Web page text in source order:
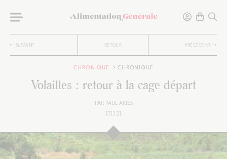
SUIVANT RETOUR PRÉCÉDENT
CHRONIQUE CHRONIQUE
Volailles : retour à la cage départ
PAR PAUL ARIÈS
17.11.21